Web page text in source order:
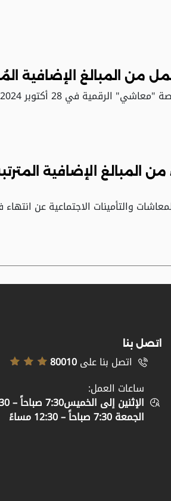
المبالغ الإضافية
2024، أصدرت الهيئة العامة للمعاشات والتأمينات الاجتماعية…
من المبالغ الإضافية
والتأمينات الاجتماعية عن
اتصل بنا
اتصل بنا على80010
ساعات العمل:
الإثنين إلى الخميس7:30 صباحاً – 3:30 مساءً
الجمعة 7:30 صباحاً – 12:30 مساءً